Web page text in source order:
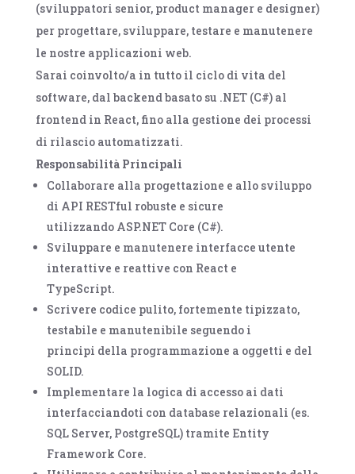
(sviluppatori senior, product manager e designer)
per progettare, sviluppare, testare e manutenere
le nostre applicazioni web.
Sarai coinvolto/a in tutto il ciclo di vita del
software, dal backend basato su .NET (C#) al
frontend in React, fino alla gestione dei processi
di rilascio automatizzati.
Responsabilità Principali
Collaborare alla progettazione e allo sviluppo
di API RESTful robuste e sicure
utilizzando ASP.NET Core (C#).
Sviluppare e manutenere interfacce utente
interattive e reattive con React e
TypeScript.
Scrivere codice pulito, fortemente tipizzato,
testabile e manutenibile seguendo i
principi della programmazione a oggetti e del
SOLID.
Implementare la logica di accesso ai dati
interfacciandoti con database relazionali (es.
SQL Server, PostgreSQL) tramite Entity
Framework Core.